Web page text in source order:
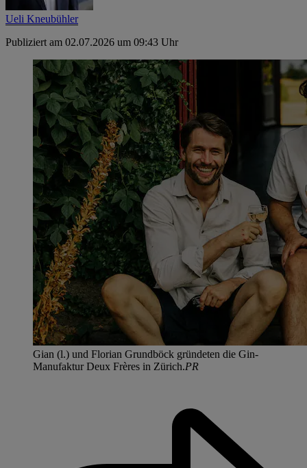
Ueli Kneubühler
Publiziert am 02.07.2026 um 09:43 Uhr
Gian (l.) und Florian Grundböck gründeten die Gin-
Manufaktur Deux Frères in Zürich.PR